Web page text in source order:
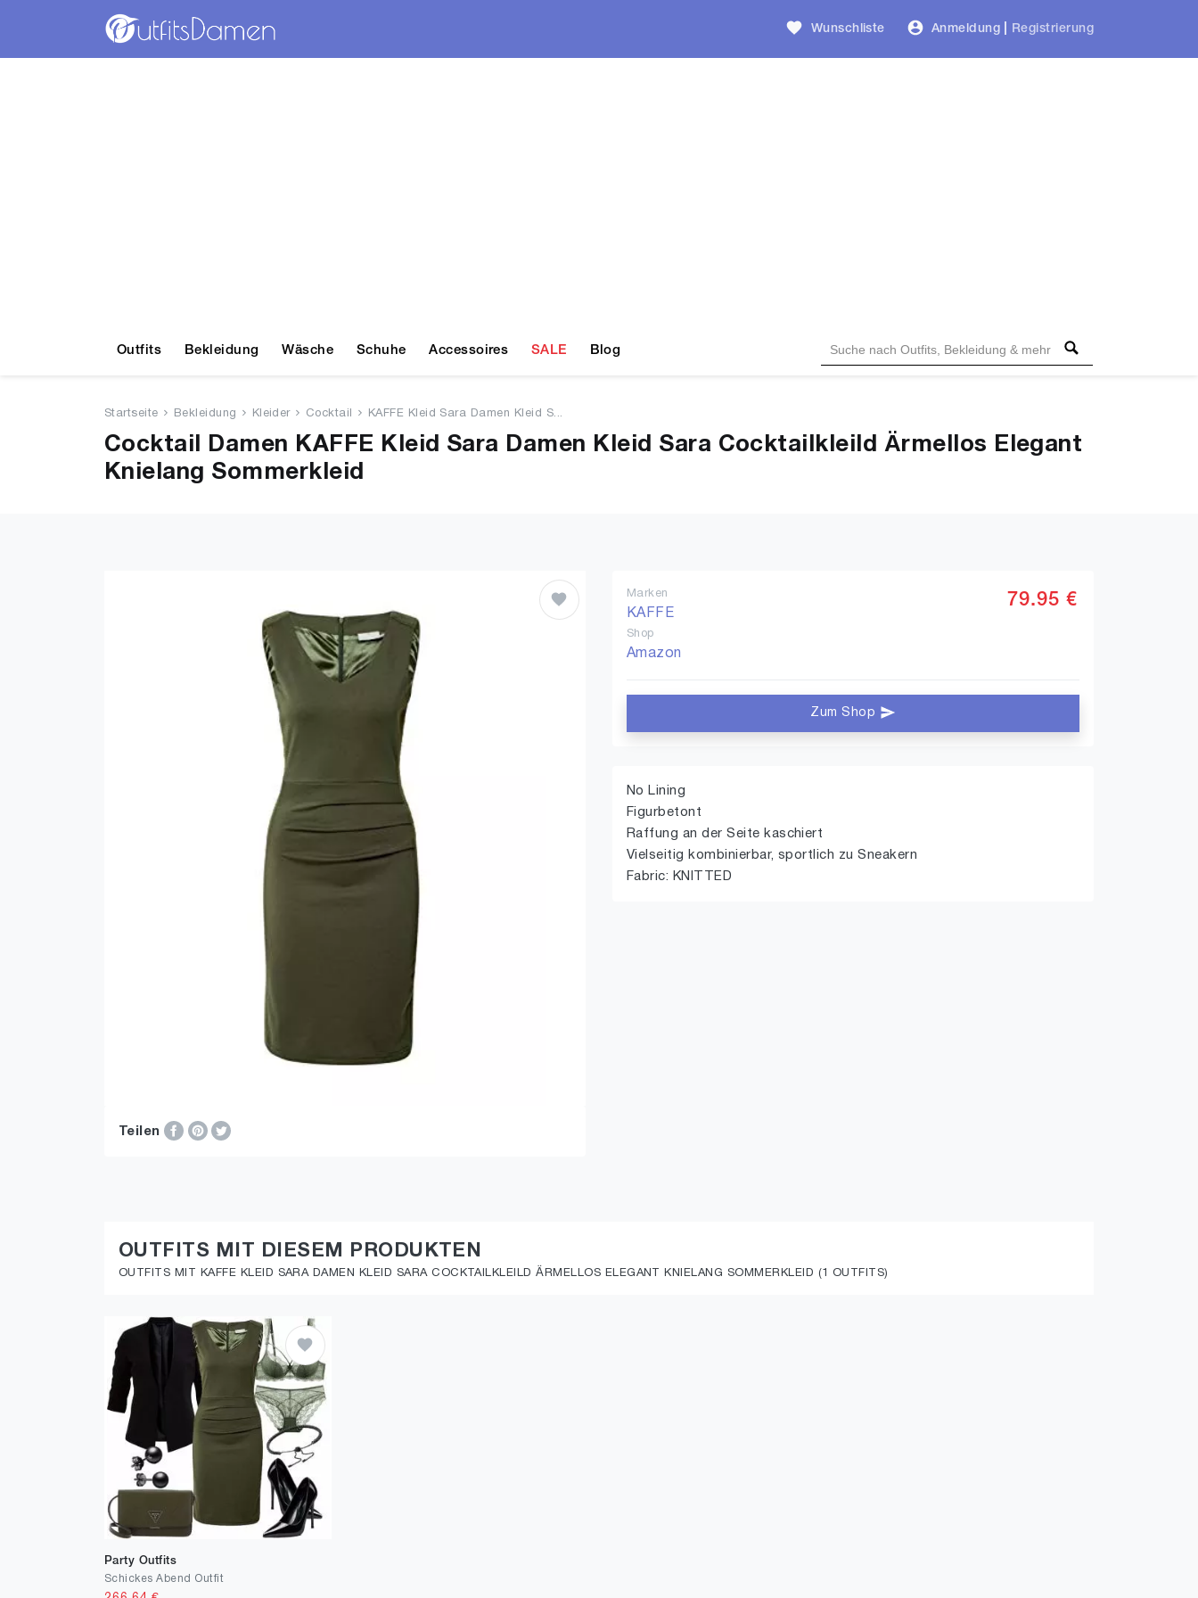
Wunschliste Anmeldung Registrierung
Outfits Bekleidung Wäsche Schuhe Accessoires SALE Blog
Startseite Bekleidung Kleider Cocktail KAFFE Kleid Sara Damen Kleid S...
Cocktail Damen KAFFE Kleid Sara Damen Kleid Sara Cocktailkleild Ärmellos Elegant
Knielang Sommerkleid
Teilen
Marken
KAFFE
Shop
Amazon
79.95 €
Zum Shop
No Lining
Figurbetont
Raffung an der Seite kaschiert
Vielseitig kombinierbar, sportlich zu Sneakern
Fabric: KNITTED
OUTFITS MIT DIESEM PRODUKTEN
OUTFITS MIT KAFFE KLEID SARA DAMEN KLEID SARA COCKTAILKLEILD ÄRMELLOS ELEGANT KNIELANG SOMMERKLEID (1 OUTFITS)
Party Outfits
Schickes Abend Outfit